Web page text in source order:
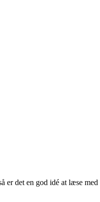
er det en god idé at læse med